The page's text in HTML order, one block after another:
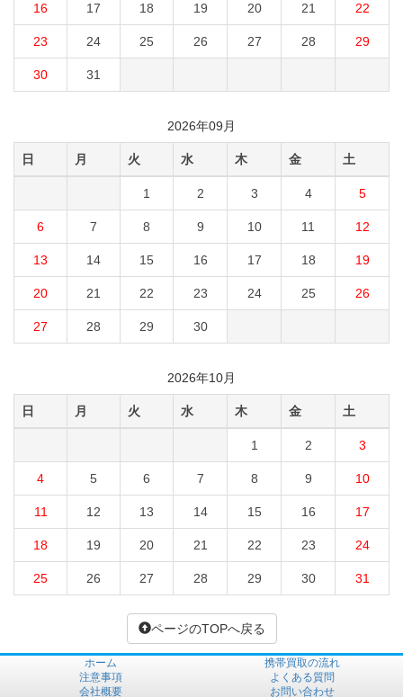
16 17 18 19 20 21 22
23 24 25 26 27 28 29
30 31
2026年09月
日 月 火 水 木 金 土
1 2 3 4 5
6 7 8 9 10 11 12
13 14 15 16 17 18 19
20 21 22 23 24 25 26
27 28 29 30
2026年10月
日 月 火 水 木 金 土
1 2 3
4 5 6 7 8 9 10
11 12 13 14 15 16 17
18 19 20 21 22 23 24
25 26 27 28 29 30 31
ページのTOPへ戻る
ホーム
携帯買取の流れ
注意事項
よくある質問
会社概要
お問い合わせ